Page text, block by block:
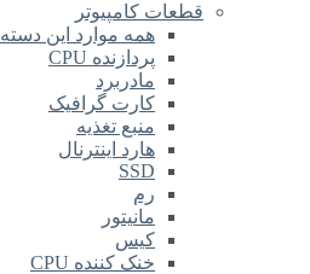
قطعات کامپیوتر
همه موارد این دسته
پردازنده CPU
مادربرد
کارت گرافیک
منبع تغذیه
هارد اینترنال
SSD
رم
مانیتور
کیس
خنک کننده CPU